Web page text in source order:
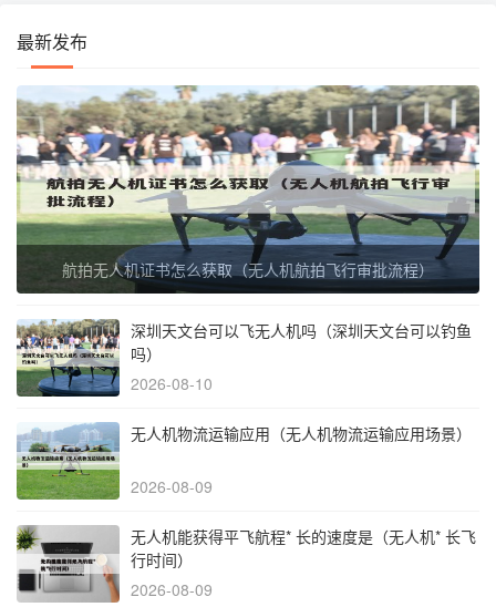
最新发布
航拍无人机证书怎么获取（无人机航拍飞行审批流程）
深圳天文台可以飞无人机吗（深圳天文台可以钓鱼
吗）
2026-08-10
无人机物流运输应用（无人机物流运输应用场景）
2026-08-09
无人机能获得平飞航程* 长的速度是（无人机* 长飞
行时间）
2026-08-09